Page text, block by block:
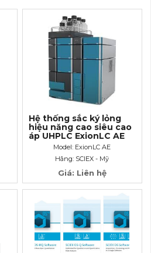
Hệ thống sắc ký lỏng
hiệu năng cao siêu cao
áp UHPLC ExionLC AE
Model: ExionLC AE
Hãng: SCIEX - Mỹ
Giá: Liên hệ